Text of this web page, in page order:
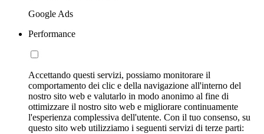
Google Ads
Performance
Accettando questi servizi, possiamo monitorare il
comportamento dei clic e della navigazione all'interno del
nostro sito web e valutarlo in modo anonimo al fine di
ottimizzare il nostro sito web e migliorare continuamente
l'esperienza complessiva dell'utente. Con il tuo consenso, su
questo sito web utilizziamo i seguenti servizi di terze parti: